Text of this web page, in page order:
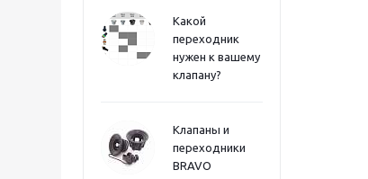
Какой
переходник
нужен к вашему
клапану?
Клапаны и
переходники
BRAVO